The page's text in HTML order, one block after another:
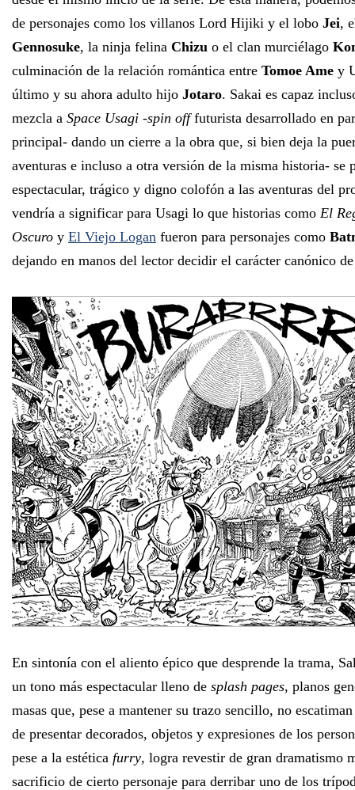
de personajes como los villanos Lord Hijiki y el lobo Jei,
Gennosuke, la ninja felina Chizu o el clan murciélago
culminación de la relación romántica entre Tomoe Ame y
último y su ahora adulto hijo Jotaro. Sakai es capaz
mezcla a Space Usagi -spin offfuturista desarrollado en
principal- dando un cierre a la obra que, si bien deja la
aventuras e incluso a otra versión de la misma historia- se
espectacular, trágico y digno colofón a las aventuras del
vendría a significar para Usagi lo que historias como El
Oscuro y El Viejo Logan fueron para personajes como
dejando en manos del lector decidir el carácter canónico
En sintonía con el aliento épico que desprende la trama,
un tono más espectacular lleno de splash pages, planos
masas que, pese a mantener su trazo sencillo, no
de presentar decorados, objetos y expresiones de los
pese a la estética furry, logra revestir de gran dramatismo
sacrificio de cierto personaje para derribar uno de los